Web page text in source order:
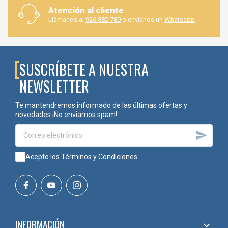
PARA PUERTAS
bocallaves, rosetas, manillas, cerraduras y accesorios para
puertas, pensados para proyectos de carpintería, construcción e
Código
70002420 Acero inox
70002434
Atención al cliente
Llámanos al 926 882 780 o envíanos un Whatsapp
SUSCRÍBETE A NUESTRA
NEWSLETTER
Te mantendremos informado de las últimas ofertas y
novedades ¡No enviamos spam!

Acepto los Términos y Condiciones
INFORMACIÓN 